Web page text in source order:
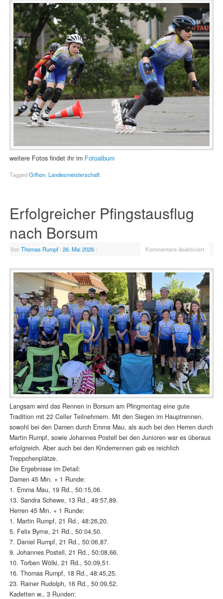
weitere Fotos findet ihr im Fotoalbum
TaggedGifhon, Landesmeisterschaft
Erfolgreicher Pfingstausflug
nach Borsum
VonThomas Rumpf | 26. Mai 2026 | Kommentare deaktiviert
Langsam wird das Rennen in Borsum am Pfingmontag eine gute
Tradition mit 22 Celler Teilnehmern. Mit den Siegen im Hauptrennen,
sowohl bei den Damen durch Emma Mau, als auch bei den Herren durch
Martin Rumpf, sowie Johannes Postell bei den Junioren war es überaus
erfolgreich. Aber auch bei den Kinderrennen gab es reichlich
Treppchenplätze.
Die Ergebnisse im Detail:
Damen 45 Min. + 1 Runde:
1. Emma Mau, 19 Rd., 50:15,06.
13. Sandra Schewe, 13 Rd., 49:57,89.
Herren 45 Min. + 1 Runde:
1. Martin Rumpf, 21 Rd., 48:26,20.
5. Felix Byrne, 21 Rd., 50:04,50.
7. Daniel Rumpf, 21 Rd., 50:06,87.
9. Johannes Postell, 21 Rd., 50:08,66.
10. Torben Wölki, 21 Rd., 50:09,51.
16. Thomas Rumpf, 18 Rd., 48:45,25.
23. Rainer Rudolph, 16 Rd., 50:09,52.
Kadetten w., 3 Runden: